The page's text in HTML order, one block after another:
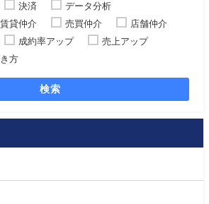
決済
データ分析
賃貸仲介 売買仲介
店舗仲介
成約率アップ
売上アップ
方
検索